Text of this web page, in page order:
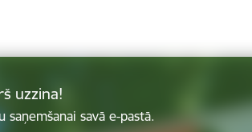
uzzina!
saņemšanai savā e-pastā.